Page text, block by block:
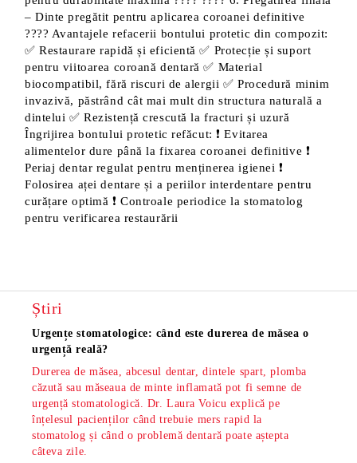
– Dinte pregătit pentru aplicarea coroanei definitive
???? Avantajele refacerii bontului protetic din compozit:
✅ Restaurare rapidă și eficientă ✅ Protecție și suport
pentru viitoarea coroană dentară ✅ Material
biocompatibil, fără riscuri de alergii ✅ Procedură minim
invazivă, păstrând cât mai mult din structura naturală a
dintelui ✅ Rezistență crescută la fracturi și uzură
Îngrijirea bontului protetic refăcut: ❗ Evitarea
alimentelor dure până la fixarea coroanei definitive ❗
Periaj dentar regulat pentru menținerea igienei ❗
Folosirea aței dentare și a periilor interdentare pentru
curățare optimă ❗ Controale periodice la stomatolog
pentru verificarea restaurării
Știri
Urgențe stomatologice: când este durerea de măsea o
urgență reală?
Durerea de măsea, abcesul dentar, dintele spart, plomba
căzută sau măseaua de minte inflamată pot fi semne de
urgență stomatologică. Dr. Laura Voicu explică pe
înțelesul pacienților când trebuie mers rapid la
stomatolog și când o problemă dentară poate aștepta
câteva zile.